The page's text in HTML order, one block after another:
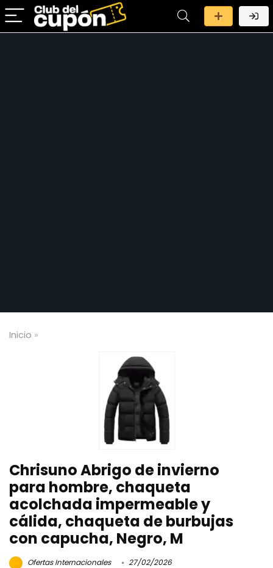
Inicio »
Chrisuno Abrigo de invierno
para hombre, chaqueta
acolchada impermeable y
cálida, chaqueta de burbujas
con capucha, Negro, M
Ofertas Internacionales 27/02/2026